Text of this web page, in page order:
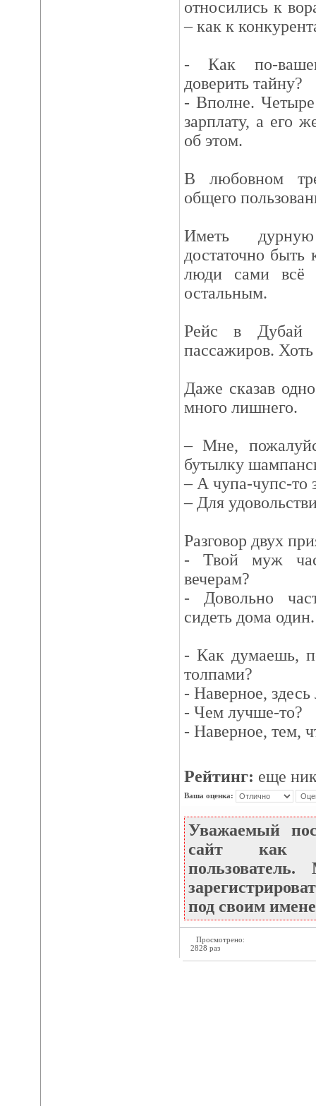
относились к
– как к
- Как по-
доверить тайну?
- Вполне.
зарплату, а его
об этом.
В любовном
общего
Иметь
достаточно
люди сами всё
остальным.
Рейс в Дубай
пассажиров.
Даже сказав
много лишнего.
– Мне,
бутылку
– А чупа-чупс-то
– Для
Разговор двух
- Твой муж
вечерам?
- Довольно
сидеть дома один.
- Как думаешь,
толпами?
- Наверное,
- Чем лучше-то?
- Наверное, тем,
Рейтинг: еще
Ваша оценка:
Уважаемый
сайт как
под своим
Просмотрено:
2828 раз